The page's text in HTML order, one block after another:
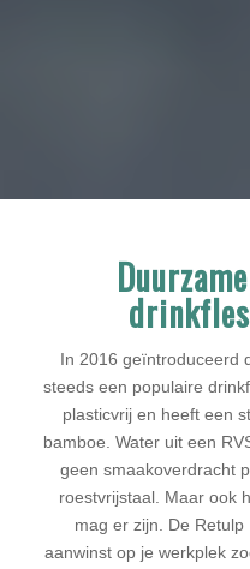
In 2016 geïntroduceerd
steeds een populaire
plasticvrij en heeft een
bamboe. Water uit een
geen smaakoverdracht
roestvrijstaal. Maar ook
mag er zijn. De
aanwinst op je werkplek